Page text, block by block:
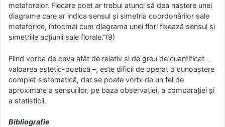
metaforelor. Fiecare poet ar trebui atunci să dea naştere unei
diagrame care ar indica sensul şi simetria coordonărilor sale
metaforice, întocmai cum diagrama unei flori fixează sensul şi
simetriile acţiunii sale florale.”(9)
Fiind vorba de ceva atât de relativ şi de greu de cuantificat –
valoarea estetic-poetică –, este dificil de operat o cunoaştere
complet sistematică, dar se poate vorbi de un fel de
aproximare a sensurilor, pe baza observaţiei, a comparaţiei şi
a statisticii.
Bibliografie